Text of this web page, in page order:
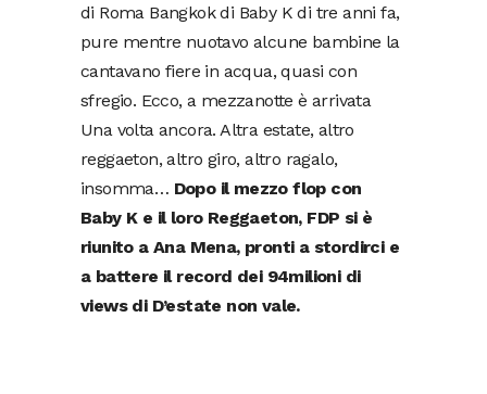
di Roma Bangkok di Baby K di tre anni fa,
pure mentre nuotavo alcune bambine la
cantavano fiere in acqua, quasi con
sfregio. Ecco, a mezzanotte è arrivata
Una volta ancora. Altra estate, altro
reggaeton, altro giro, altro ragalo,
insomma… Dopo il mezzo flop con
Baby K e il loro Reggaeton, FDP si è
riunito a Ana Mena, pronti a stordirci e
a battere il record dei 94milioni di
views di D’estate non vale.